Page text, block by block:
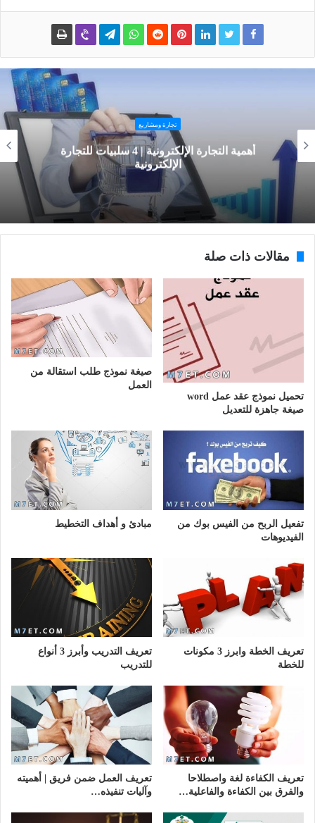
تجارة ومشاريع
أهمية التجارة الإلكترونية | 4 سلبيات للتجارة
الإلكترونية
مقالات ذات صلة
تحميل نموذج عقد عمل word
صيغة جاهزة للتعديل
صيغة نموذج طلب استقالة من
العمل
تفعيل الربح من الفيس بوك من
الفيديوهات
مبادئ و أهداف التخطيط
تعريف الخطة وابرز 3 مكونات
للخطة
تعريف التدريب وأبرز 3 أنواع
للتدريب
تعريف الكفاءة لغة واصطلاحا
والفرق بين الكفاءة والفاعلية…
تعريف العمل ضمن فريق | أهميته
وآليات تنفيذه…